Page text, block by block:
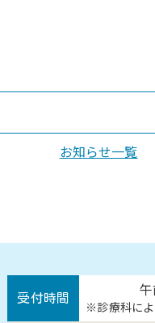
お知らせ一覧
受付時間
診療科に